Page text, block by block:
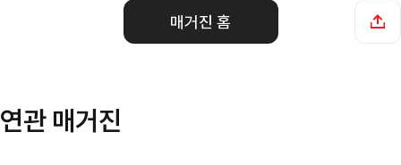
매거진 홈
연관 매거진